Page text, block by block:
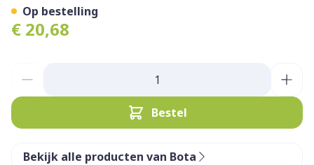
€ 20,68
Bestel
Op bestelling
Bekijk alle producten van Bota